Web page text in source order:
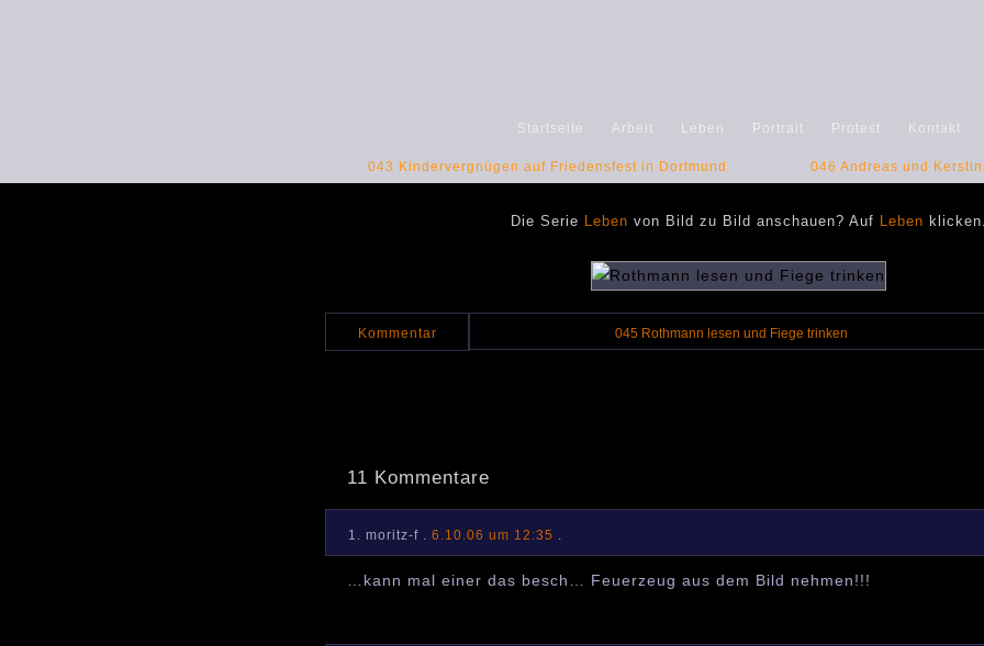
Startseite Arbeit Leben Portrait Protest Kontakt
043 Kindervergnügen auf Friedensfest in Dortmund 046 Andreas und
Die Serie Leben von Bild zu Bild anschauen? Auf Leben klicken.
Kommentar 045 Rothmann lesen und Fiege trinken
11 Kommentare
1. moritz-f . 6.10.06 um 12:35
…kann mal einer das besch… Feuerzeug aus dem Bild nehmen!!!